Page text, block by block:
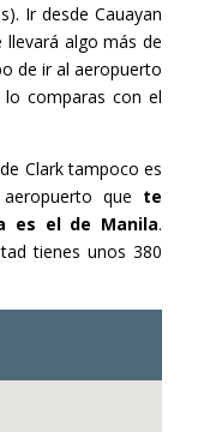
Ir desde Cauayan
algo más de
de ir al aeropuerto
comparas con el
Clark tampoco es
que te
es el de Manila.
tienes unos 380